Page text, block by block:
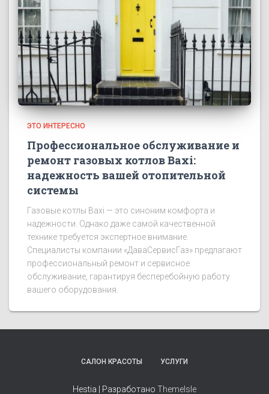
ЭТО ИНТЕРЕСНО
Профессиональное обслуживание и
ремонт газовых котлов Baxi:
надежность вашей отопительной
системы
Газовые котлы Baxi — это синоним комфорта и
надежности. Однако даже самой качественной
технике требуется экспертное внимание.
Специалисты компании «ДаваСервисГаз» предлагают
профессиональный ремонт и сервисное
обслуживание, гарантируя бесперебойную работу
вашего оборудования.
САЛОН КРАСОТЫ УСЛУГИ
Hestia | Разработано ThemeIsle